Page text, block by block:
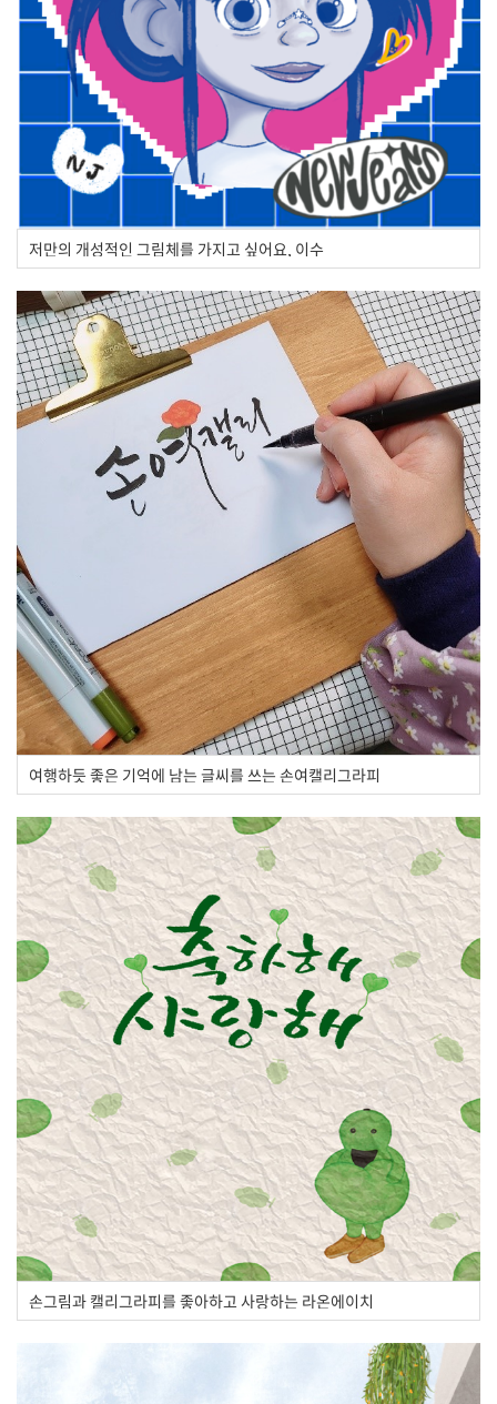
저만의 개성적인 그림체를 가지고 싶어요, 이수
여행하듯 좋은 기억에 남는 글씨를 쓰는 손여캘리그라피
손그림과 캘리그라피를 좋아하고 사랑하는 라온에이치